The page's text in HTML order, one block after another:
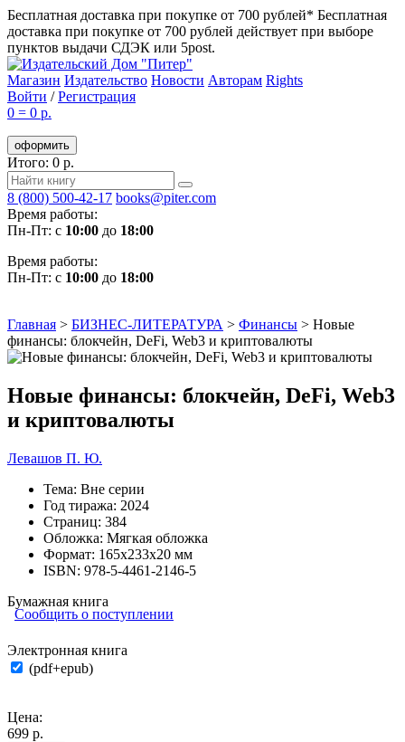
Бесплатная доставка при покупке от 700 рублей* Бесплатная
доставка при покупке от 700 рублей действует при выборе
пунктов выдачи СДЭК или 5post.
Магазин Издательство Новости Авторам Rights
Войти /Регистрация
0 = 0 р.
оформить
Итого: 0 р.
8 (800) 500-42-17 books@piter.com
Время работы:
Пн-Пт: с 10:00 до 18:00
Время работы:
Пн-Пт: с 10:00 до 18:00
Главная > БИЗНЕС-ЛИТЕРАТУРА > Финансы > Новые
финансы: блокчейн, DeFi, Web3 и криптовалюты
Новые финансы: блокчейн, DeFi, Web3
и криптовалюты
Левашов П. Ю.
Тема: Вне серии
Год тиража: 2024
Страниц: 384
Обложка: Мягкая обложка
Формат: 165х233х20 мм
ISBN: 978-5-4461-2146-5
Бумажная книга
Сообщить о поступлении
Электронная книга
(pdf+epub)
Цена:
699 р.